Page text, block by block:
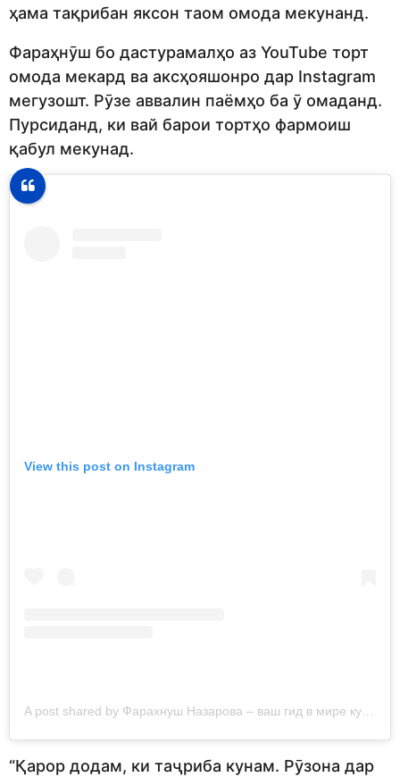
ҳама тақрибан яксон таом омода мекунанд.
Фараҳнӯш бо дастурамалҳо аз YouTube торт
омода мекард ва аксҳояшонро дар Instagram
мегузошт. Рӯзе аввалин паёмҳо ба ӯ омаданд.
Пурсиданд, ки вай барои тортҳо фармоиш
қабул мекунад.
View this post on Instagram
“Қарор додам, ки таҷриба кунам. Рӯзона дар